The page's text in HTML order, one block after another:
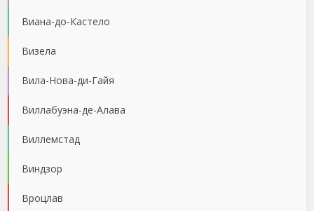
Виана-до-Кастело
Визела
Вила-Нова-ди-Гайя
Виллабуэна-де-Алава
Виллемстад
Виндзор
Вроцлав